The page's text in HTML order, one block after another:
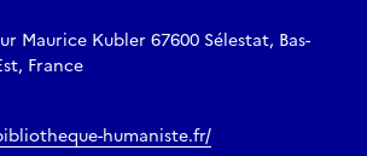
Maurice Kubler 67600 Sélestat, Bas-
France
humaniste.fr/